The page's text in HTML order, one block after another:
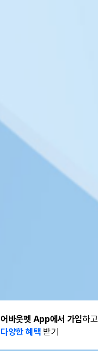
어바웃펫 App에서 가입하고
다양한 혜택 받기